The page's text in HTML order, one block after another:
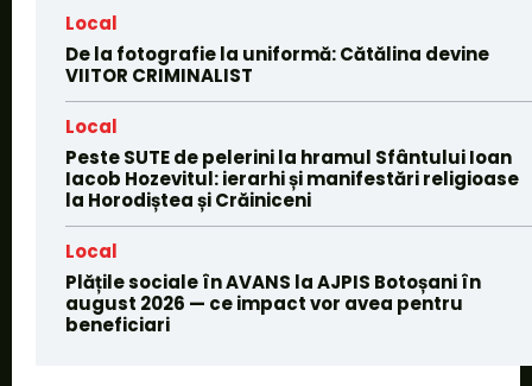
Local
De la fotografie la uniformă: Cătălina devine
VIITOR CRIMINALIST
Local
Peste SUTE de pelerini la hramul Sfântului Ioan
Iacob Hozevitul: ierarhi și manifestări religioase
la Horodiștea și Crăiniceni
Local
Plățile sociale în AVANS la AJPIS Botoșani în
august 2026 — ce impact vor avea pentru
beneficiari